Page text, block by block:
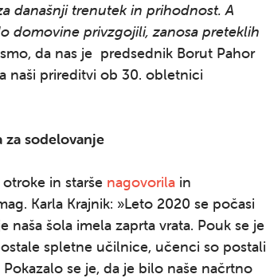
današnji trenutek in prihodnost. A
domovine privzgojili, zanosa preteklih
da nas je predsednik Borut Pahor
naši prireditvi ob 30. obletnici
za sodelovanje
in starše nagovorilain
Karla Krajnik: »Leto 2020 se počasi
naša šola imela zaprta vrata. Pouk se je
spletne učilnice, učenci so postali
se je, da je bilo naše načrtno